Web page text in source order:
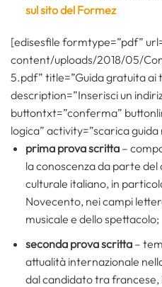
sul sito del Formez
[edisesfile formtype=”pdf”
content/uploads/2018/05/
5.pdf” title=”Guida gratuita ai
description=”Inserisci un
buttontxt=”conferma”
logica” activity=”scarica guida
prima prova scritta–
la conoscenza da parte
culturale italiano, in
Novecento, nei campi
musicale e dello spettacolo;
seconda prova scritta–
attualità internazionale
dal candidato tra francese,